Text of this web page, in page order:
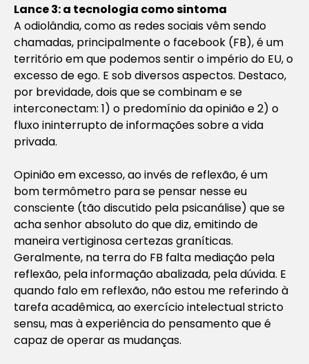
Lance 3: a tecnologia como sintoma
A odiolândia, como as redes sociais vêm sendo
chamadas, principalmente o facebook (FB), é um
território em que podemos sentir o império do EU, o
excesso de ego. E sob diversos aspectos. Destaco,
por brevidade, dois que se combinam e se
interconectam: 1) o predomínio da opinião e 2) o
fluxo ininterrupto de informações sobre a vida
privada.
Opinião em excesso, ao invés de reflexão, é um
bom termômetro para se pensar nesse eu
consciente (tão discutido pela psicanálise) que se
acha senhor absoluto do que diz, emitindo de
maneira vertiginosa certezas graníticas.
Geralmente, na terra do FB falta mediação pela
reflexão, pela informação abalizada, pela dúvida. E
quando falo em reflexão, não estou me referindo à
tarefa acadêmica, ao exercício intelectual stricto
sensu, mas à experiência do pensamento que é
capaz de operar as mudanças.